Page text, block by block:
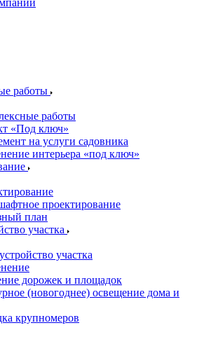
работы
работы
«Под ключ»
на услуги садовника
интерьера «под ключ»
проектирование
план
участка
участка
дорожек и площадок
(новогоднее) освещение дома и
крупномеров